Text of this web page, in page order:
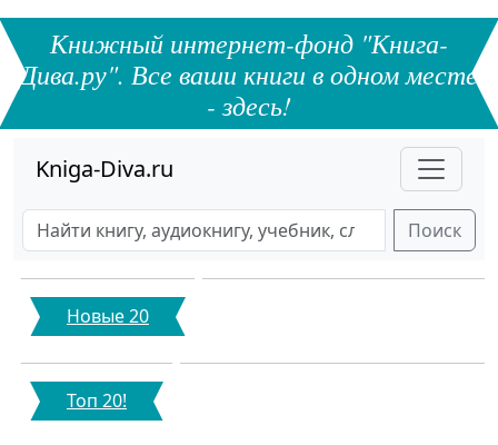
Книжный интернет-фонд "Книга-
Дива.ру". Все ваши книги в одном месте
- здесь!
Kniga-Diva.ru
Поиск
Новые 20
Топ 20!